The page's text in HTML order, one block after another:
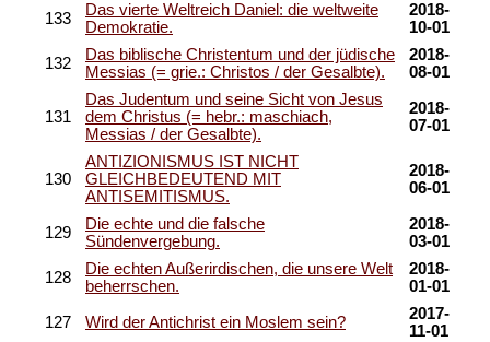
133
Das vierte Weltreich Daniel: die weltweite
Demokratie.
2018-
10-01
132
Das biblische Christentum und der jüdische
Messias (= grie.: Christos / der Gesalbte).
2018-
08-01
131
Das Judentum und seine Sicht von Jesus
dem Christus (= hebr.: maschiach,
Messias / der Gesalbte).
2018-
07-01
130
ANTIZIONISMUS IST NICHT
GLEICHBEDEUTEND MIT
ANTISEMITISMUS.
2018-
06-01
129
Die echte und die falsche
Sündenvergebung.
2018-
03-01
128
Die echten Außerirdischen, die unsere Welt
beherrschen.
2018-
01-01
127 Wird der Antichrist ein Moslem sein?
2017-
11-01